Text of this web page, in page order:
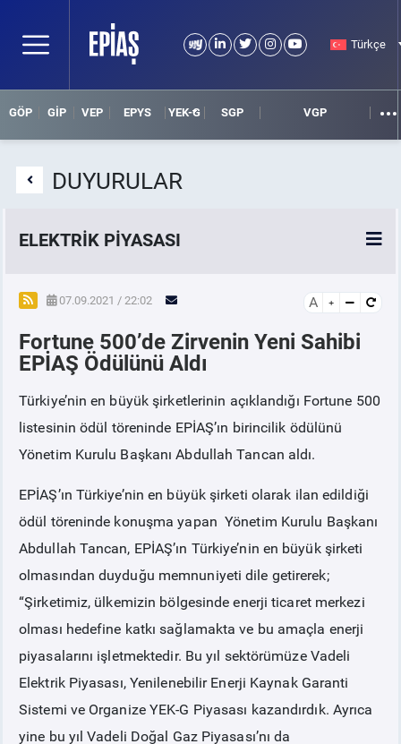
Türkçe
GÖP GİP VEP EPYS YEK-G SGP VGP
DUYURULAR
ELEKTRİK PİYASASI
SPOT ELEKTRİK PİYASALARI
ÖRNEK FİNANS BELGELERİ
VADELİ ELEKTRİK PİYASASI
PİYASAKAYITSÜRECİ
SERBEST TÜKETİCİ
MALİ UZLAŞTIRMA
TEMİNAT
BÜLTENLER
DUYURULAR
07.09.2021 / 22:02 A
Fortune 500’de Zirvenin Yeni Sahibi
EPİAŞ Ödülünü Aldı
Türkiye’nin en büyük şirketlerinin açıklandığı Fortune 500
listesinin ödül töreninde EPİAŞ’ın birincilik ödülünü
Yönetim Kurulu Başkanı Abdullah Tancan aldı.
EPİAŞ’ın Türkiye’nin en büyük şirketi olarak ilan edildiği
ödül töreninde konuşma yapan Yönetim Kurulu Başkanı
Abdullah Tancan, EPİAŞ’ın Türkiye’nin en büyük şirketi
olmasından duyduğu memnuniyeti dile getirerek;
“Şirketimiz, ülkemizin bölgesinde enerji ticaret merkezi
olması hedefine katkı sağlamakta ve bu amaçla enerji
piyasalarını işletmektedir. Bu yıl sektörümüze Vadeli
Elektrik Piyasası, Yenilenebilir Enerji Kaynak Garanti
Sistemi ve Organize YEK-G Piyasası kazandırdık. Ayrıca
yine bu yıl Vadeli Doğal Gaz Piyasası’nı da